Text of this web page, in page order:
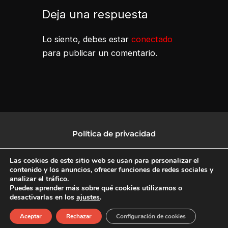
Deja una respuesta
Lo siento, debes estar conectado
para publicar un comentario.
Política de privacidad
Política de protección de datos
F
a
c
X
-
L
i
n
I
n
s
Copyright © 2026 CulturalTV
Las cookies de este sitio web se usan para personalizar el
contenido y los anuncios, ofrecer funciones de redes sociales y
analizar el tráfico.
Puedes aprender más sobre qué cookies utilizamos o
desactivarlas en los ajustes.
Aceptar Rechazar Configuración de cookies